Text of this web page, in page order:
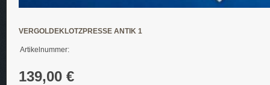
VERGOLDEKLOTZPRESSE ANTIK 1
Artikelnummer:
139,00 €